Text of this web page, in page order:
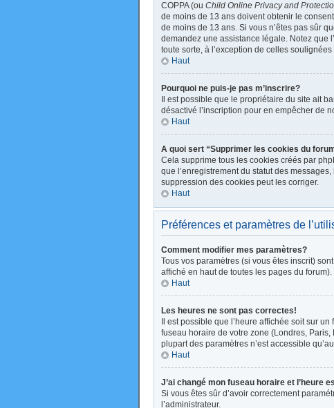
COPPA (ou Child Online Privacy and
de moins de 13 ans doivent obtenir le
de moins de 13 ans. Si vous n’êtes pas sûr
demandez une assistance légale. Notez que
toute sorte, à l’exception de celles
Haut
Pourquoi ne puis-je pas m’inscrire?
Il est possible que le propriétaire du site ait
désactivé l’inscription pour en empêcher de
Haut
A quoi sert “Supprimer les cookies du
Cela supprime tous les cookies créés par
que l’enregistrement du statut des
suppression des cookies peut les corriger.
Haut
Préférences et paramètres de
Comment modifier mes paramètres?
Tous vos paramètres (si vous êtes inscrit)
affiché en haut de toutes les pages du
Haut
Les heures ne sont pas correctes!
Il est possible que l’heure affichée soit sur
fuseau horaire de votre zone (Londres,
plupart des paramètres n’est accessible
Haut
J’ai changé mon fuseau horaire et l’heure
Si vous êtes sûr d’avoir correctement
l’administrateur.